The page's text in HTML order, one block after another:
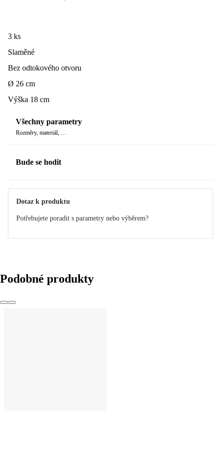
3 ks
Slaměné
Bez odtokového otvoru
Ø 26 cm
Výška 18 cm
Všechny parametry
Rozměry, materiál, …
Bude se hodit
Dotaz k produktu
Potřebujete poradit s parametry nebo výběrem?
Podobné produkty